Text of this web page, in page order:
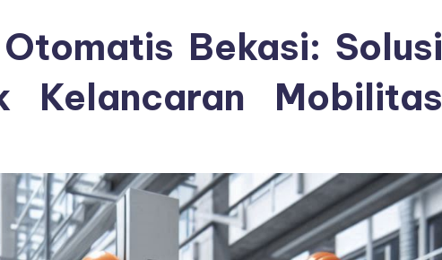
Bekasi: Solusi
Kelancaran Mobilitas